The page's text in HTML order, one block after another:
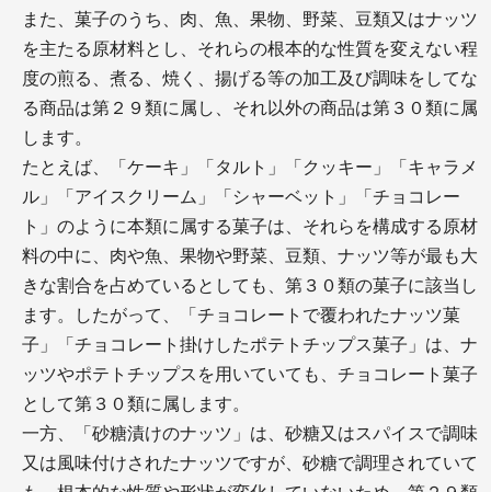
また、菓子のうち、肉、魚、果物、野菜、豆類又はナッツ
を主たる原材料とし、それらの根本的な性質を変えない程
度の煎る、煮る、焼く、揚げる等の加工及び調味をしてな
る商品は第２９類に属し、それ以外の商品は第３０類に属
します。
たとえば、「ケーキ」「タルト」「クッキー」「キャラメ
ル」「アイスクリーム」「シャーベット」「チョコレー
ト」のように本類に属する菓子は、それらを構成する原材
料の中に、肉や魚、果物や野菜、豆類、ナッツ等が最も大
きな割合を占めているとしても、第３０類の菓子に該当し
ます。したがって、「チョコレートで覆われたナッツ菓
子」「チョコレート掛けしたポテトチップス菓子」は、ナ
ッツやポテトチップスを用いていても、チョコレート菓子
として第３０類に属します。
一方、「砂糖漬けのナッツ」は、砂糖又はスパイスで調味
又は風味付けされたナッツですが、砂糖で調理されていて